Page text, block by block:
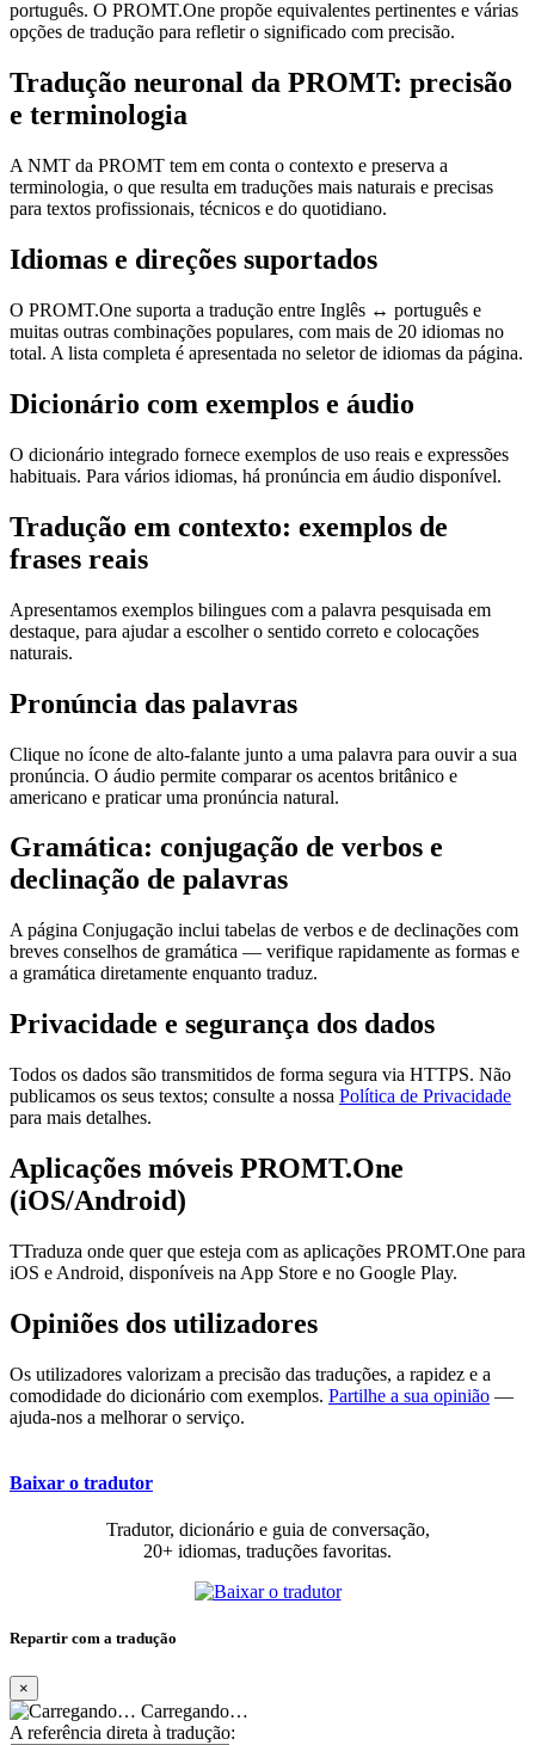
português. O PROMT.One propõe equivalentes pertinentes e várias
opções de tradução para refletir o significado com precisão.
Tradução neuronal da PROMT: precisão
e terminologia
A NMT da PROMT tem em conta o contexto e preserva a
terminologia, o que resulta em traduções mais naturais e precisas
para textos profissionais, técnicos e do quotidiano.
Idiomas e direções suportados
O PROMT.One suporta a tradução entre Inglês ↔ português e
muitas outras combinações populares, com mais de 20 idiomas no
total. A lista completa é apresentada no seletor de idiomas da página.
Dicionário com exemplos e áudio
O dicionário integrado fornece exemplos de uso reais e expressões
habituais. Para vários idiomas, há pronúncia em áudio disponível.
Tradução em contexto: exemplos de
frases reais
Apresentamos exemplos bilingues com a palavra pesquisada em
destaque, para ajudar a escolher o sentido correto e colocações
naturais.
Pronúncia das palavras
Clique no ícone de alto-falante junto a uma palavra para ouvir a sua
pronúncia. O áudio permite comparar os acentos britânico e
americano e praticar uma pronúncia natural.
Gramática: conjugação de verbos e
declinação de palavras
A página Conjugação inclui tabelas de verbos e de declinações com
breves conselhos de gramática — verifique rapidamente as formas e
a gramática diretamente enquanto traduz.
Privacidade e segurança dos dados
Todos os dados são transmitidos de forma segura via HTTPS. Não
publicamos os seus textos; consulte a nossa Política de Privacidade
para mais detalhes.
Aplicações móveis PROMT.One
(iOS/Android)
TTraduza onde quer que esteja com as aplicações PROMT.One para
iOS e Android, disponíveis na App Store e no Google Play.
Opiniões dos utilizadores
Os utilizadores valorizam a precisão das traduções, a rapidez e a
comodidade do dicionário com exemplos. Partilhe a sua opinião —
ajuda-nos a melhorar o serviço.
Baixar o tradutor
Tradutor, dicionário e guia de conversação,
20+ idiomas, traduções favoritas.
Repartir com a tradução
×
Carregando…
A referência direta à tradução: